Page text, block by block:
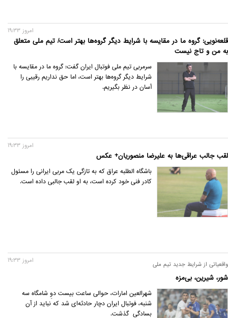
قلعه‌نویی: گروه ما در مقایسه با شرایط دیگر گروه‌ها بهتر است/ تیم ملی متعلق
به من و تاج نیست
امروز 19:33
سرمربی تیم ملی فوتبال ایران گفت: گروه ما در مقایسه با
شرایط دیگر گروه‌ها بهتر است، اما حق نداریم رقیبی را
آسان در نظر بگیریم.
لقب جالب عراقی‌ها به علیرضا منصوریان+ عکس
امروز 19:33
باشگاه الطلبه عراق که به تازگی یک مربی ایرانی را مسئول
کادر فنی خود کرده است، به او لقب جالبی داده است.
واقعیاتی از شرایط جدید تیم ملی
شور، شیرین، بی‌مزه
امروز 19:33
شهرالعین امارات، حوالی ساعت بیست دوِ شامگاه سه
شنبه، فوتبال ایران دچار حادثه‌ای شد که نباید از آن
بسادگی گذشت.